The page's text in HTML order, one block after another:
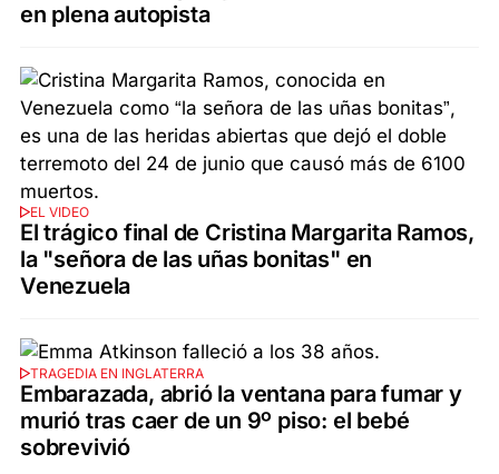
en plena autopista
EL VIDEO
El trágico final de Cristina Margarita Ramos,
la "señora de las uñas bonitas" en
Venezuela
TRAGEDIA EN INGLATERRA
Embarazada, abrió la ventana para fumar y
murió tras caer de un 9º piso: el bebé
sobrevivió